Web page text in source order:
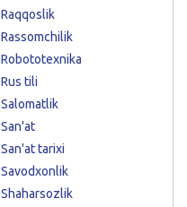
Raqqoslik
Rassomchilik
Robototexnika
Rus tili
Salomatlik
San'at
San'at tarixi
Savodxonlik
Shaharsozlik